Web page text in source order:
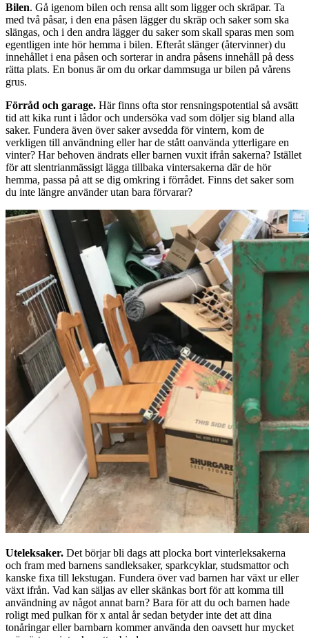
Bilen. Gå igenom bilen och rensa allt som ligger och skräpar. Ta
med två påsar, i den ena påsen lägger du skräp och saker som ska
slängas, och i den andra lägger du saker som skall sparas men som
egentligen inte hör hemma i bilen. Efteråt slänger (återvinner) du
innehållet i ena påsen och sorterar in andra påsens innehåll på dess
rätta plats. En bonus är om du orkar dammsuga ur bilen på vårens
grus.
Förråd och garage. Här finns ofta stor rensningspotential så avsätt
tid att kika runt i lådor och undersöka vad som döljer sig bland alla
saker. Fundera även över saker avsedda för vintern, kom de
verkligen till användning eller har de stått oanvända ytterligare en
vinter? Har behoven ändrats eller barnen vuxit ifrån sakerna? Istället
för att slentrianmässigt lägga tillbaka vintersakerna där de hör
hemma, passa på att se dig omkring i förrådet. Finns det saker som
du inte längre använder utan bara förvarar?
Uteleksaker. Det börjar bli dags att plocka bort vinterleksakerna
och fram med barnens sandleksaker, sparkcyklar, studsmattor och
kanske fixa till lekstugan. Fundera över vad barnen har växt ur eller
växt ifrån. Vad kan säljas av eller skänkas bort för att komma till
användning av något annat barn? Bara för att du och barnen hade
roligt med pulkan för x antal år sedan betyder inte det att dina
tonåringar eller barnbarn kommer använda den oavsett hur mycket